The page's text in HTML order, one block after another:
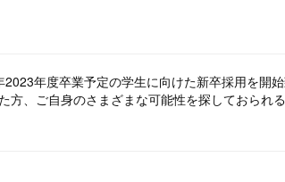
2023年度卒業予定の学生に向けた新卒採用を開
方、ご自身のさまざまな可能性を探しておられ